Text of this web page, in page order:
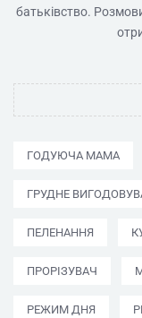
батьківство.
ГОДУЮЧА МАМА
ГРУДНЕ
ПЕЛЕНАННЯ
ПРОРІЗУВАЧ
РЕЖИМ ДНЯ